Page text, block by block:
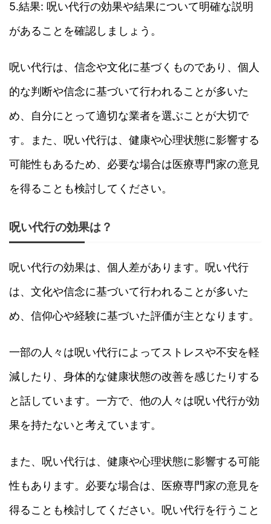
5.結果: 呪い代行の効果や結果について明確な説明
があることを確認しましょう。
呪い代行は、信念や文化に基づくものであり、個人
的な判断や信念に基づいて行われることが多いた
め、自分にとって適切な業者を選ぶことが大切で
す。また、呪い代行は、健康や心理状態に影響する
可能性もあるため、必要な場合は医療専門家の意見
を得ることも検討してください。
呪い代行の効果は？
呪い代行の効果は、個人差があります。呪い代行
は、文化や信念に基づいて行われることが多いた
め、信仰心や経験に基づいた評価が主となります。
一部の人々は呪い代行によってストレスや不安を軽
減したり、身体的な健康状態の改善を感じたりする
と話しています。一方で、他の人々は呪い代行が効
果を持たないと考えています。
また、呪い代行は、健康や心理状態に影響する可能
性もあります。必要な場合は、医療専門家の意見を
得ることも検討してください。呪い代行を行うこと